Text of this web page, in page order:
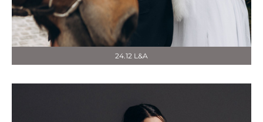
24.12 L&A